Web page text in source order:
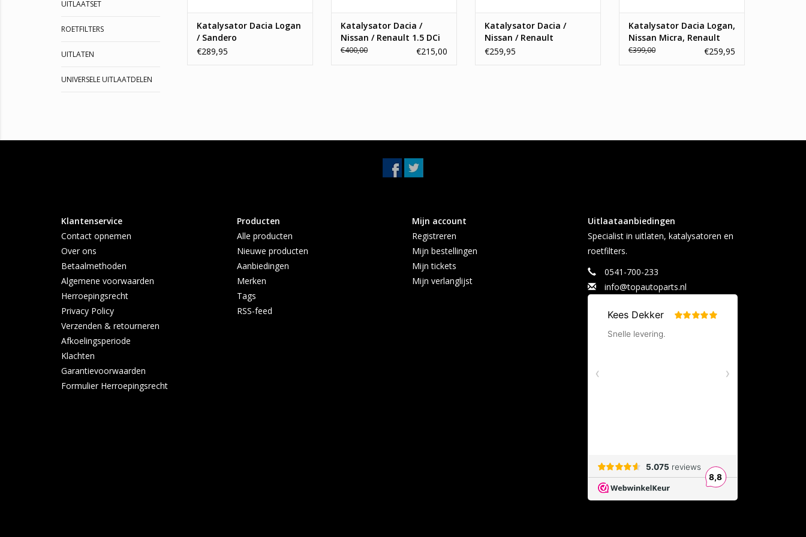
UITLAATSET
ROETFILTERS
UITLATEN
UNIVERSELE UITLAATDELEN
Katalysator Dacia Logan
/ Sandero
€289,95
Katalysator Dacia /
Nissan / Renault 1.5 DCi
€400,00 €215,00
Katalysator Dacia /
Nissan / Renault
€259,95
Katalysator Dacia Logan,
Nissan Micra, Renault
Clio V
€399,00 €259,95
Klantenservice
Contact opnemen
Over ons
Betaalmethoden
Algemene voorwaarden
Herroepingsrecht
Privacy Policy
Verzenden & retourneren
Afkoelingsperiode
Klachten
Garantievoorwaarden
Formulier Herroepingsrecht
Producten
Alle producten
Nieuwe producten
Aanbiedingen
Merken
Tags
RSS-feed
Mijn account
Registreren
Mijn bestellingen
Mijn tickets
Mijn verlanglijst
Uitlaataanbiedingen
Specialist in uitlaten, katalysatoren en
roetfilters.
0541-700-233
info@topautoparts.nl